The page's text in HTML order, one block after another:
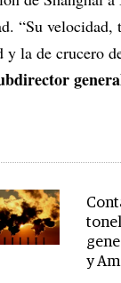
“Su velocidad,
la de crucero
y